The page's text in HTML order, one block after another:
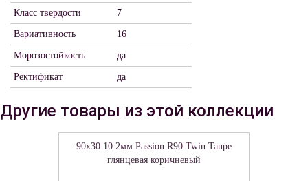
Класс твердости 7
Вариативность 16
Морозостойкость да
Ректификат да
Другие товары из этой коллекции
90x30 10.2мм Passion R90 Twin Taupe
глянцевая коричневый